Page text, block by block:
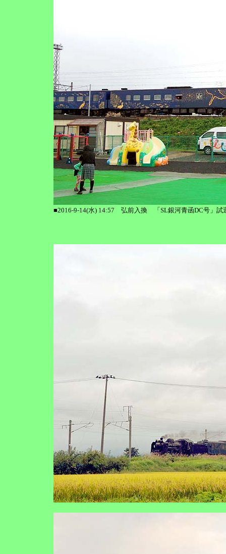
■2016-9-14(水) 14:57 弘前入換 「SL銀河青函DC号」